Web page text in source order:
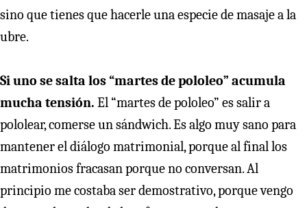
sino que tienes que hacerle una especie de masaje a la
ubre.
Si uno se salta los “martes de pololeo” acumula
mucha tensión. El “martes de pololeo” es salir a
pololear, comerse un sándwich. Es algo muy sano para
mantener el diálogo matrimonial, porque al final los
matrimonios fracasan porque no conversan. Al
principio me costaba ser demostrativo, porque vengo